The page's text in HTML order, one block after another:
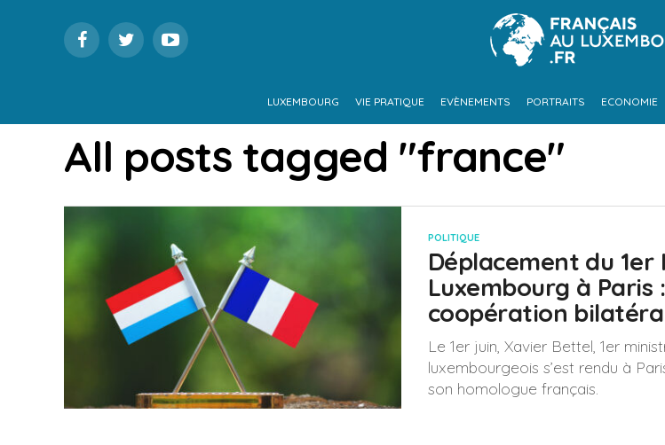
LUXEMBOURG VIE PRATIQUE EVÈNEMENTS PORTRAITS ECONOMIE
All posts tagged "france"
POLITIQUE
Déplacement du 1er
Luxembourg à Paris
coopération
Le 1er juin, Xavier Bettel, 1er
luxembourgeois s’est rendu à
son homologue français.